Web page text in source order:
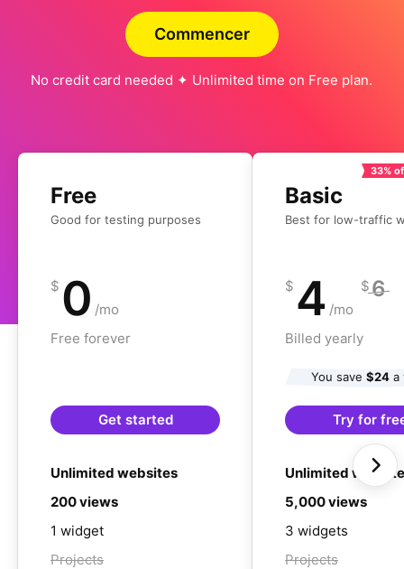
Commencer
No credit card needed ✦ Unlimited time on Free plan.
Free
Good for testing purposes
$ 0 /mo
Free forever
Get started
Unlimited websites
200 views
1 widget
Projects
Basic
Best for low-traffic
33%
$ 4 /mo
$6
Billed yearly
You save $24a
Try for
Unlimited
5,000 views
3 widgets
Projects